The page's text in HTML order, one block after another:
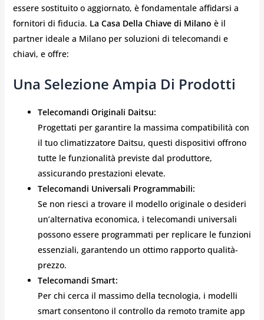
essere sostituito o aggiornato, è fondamentale affidarsi a
fornitori di fiducia. La Casa Della Chiave di Milano è il
partner ideale a Milano per soluzioni di telecomandi e
chiavi, e offre:
Una Selezione Ampia Di Prodotti
Telecomandi Originali Daitsu:
Progettati per garantire la massima compatibilità con
il tuo climatizzatore Daitsu, questi dispositivi offrono
tutte le funzionalità previste dal produttore,
assicurando prestazioni elevate.
Telecomandi Universali Programmabili:
Se non riesci a trovare il modello originale o desideri
un’alternativa economica, i telecomandi universali
possono essere programmati per replicare le funzioni
essenziali, garantendo un ottimo rapporto qualità-
prezzo.
Telecomandi Smart:
Per chi cerca il massimo della tecnologia, i modelli
smart consentono il controllo da remoto tramite app